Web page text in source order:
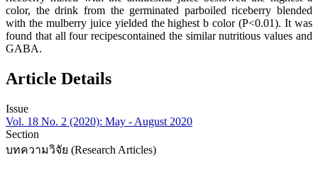
color, the drink from the germinated parboiled riceberry blended
with the mulberry juice yielded the highest b color (P<0.01). It was
found that all four recipescontained the similar nutritious values and
GABA.
Article Details
Issue
Vol. 18 No. 2 (2020): May - August 2020
Section
บทความวิจัย (Research Articles)